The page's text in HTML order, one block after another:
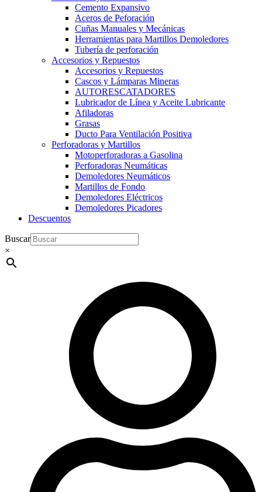
Cemento Expansivo
Aceros de Peforación
Cuñas Manuales y Mecánicas
Herramientas para Martillos Demoledores
Tubería de perforación
Accesorios y Repuestos
Accesorios y Repuestos
Cascos y Lámparas Mineras
AUTORESCATADORES
Lubricador de Línea y Aceite Lubricante
Afiladoras
Grasas
Ducto Para Ventilación Positiva
Perforadoras y Martillos
Motoperforadoras a Gasolina
Perforadoras Neumáticas
Demoledores Neumáticos
Martillos de Fondo
Demoledores Eléctricos
Demoledores Picadores
Descuentos
Buscar
×